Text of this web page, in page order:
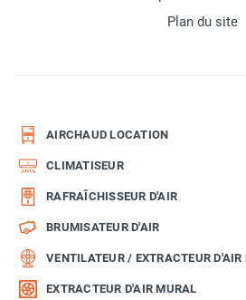
Plan du site
AIRCHAUD LOCATION
CLIMATISEUR
RAFRAÎCHISSEUR D'AIR
BRUMISATEUR D'AIR
VENTILATEUR / EXTRACTEUR D'AIR
EXTRACTEUR D'AIR MURAL